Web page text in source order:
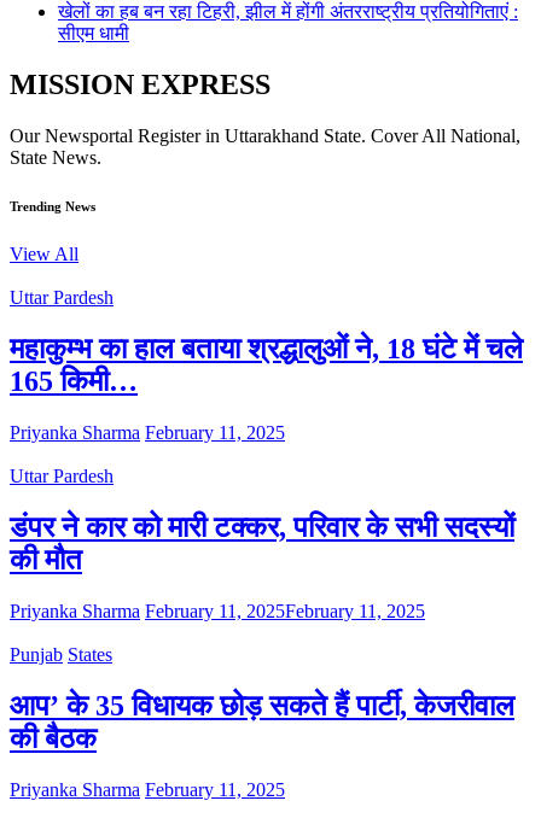
खेलों का हब बन रहा टिहरी, झील में होंगी अंतरराष्ट्रीय प्रतियोगिताएं :
सीएम धामी
MISSION EXPRESS
Our Newsportal Register in Uttarakhand State. Cover All National,
State News.
Trending News
View All
Uttar Pardesh
महाकुम्भ का हाल बताया श्रद्धालुओं ने, 18 घंटे में चले
165 किमी…
Priyanka Sharma February 11, 2025
Uttar Pardesh
डंपर ने कार को मारी टक्कर, परिवार के सभी सदस्यों
की मौत
Priyanka Sharma February 11, 2025February 11, 2025
Punjab States
आप’ के 35 विधायक छोड़ सकते हैं पार्टी, केजरीवाल
की बैठक
Priyanka Sharma February 11, 2025